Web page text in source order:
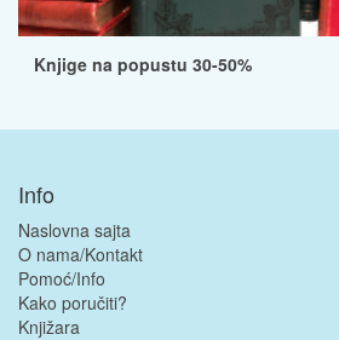
Knjige na popustu 30-50%
Info
Naslovna sajta
O nama/Kontakt
Pomoć/Info
Kako poručiti?
Knjižara